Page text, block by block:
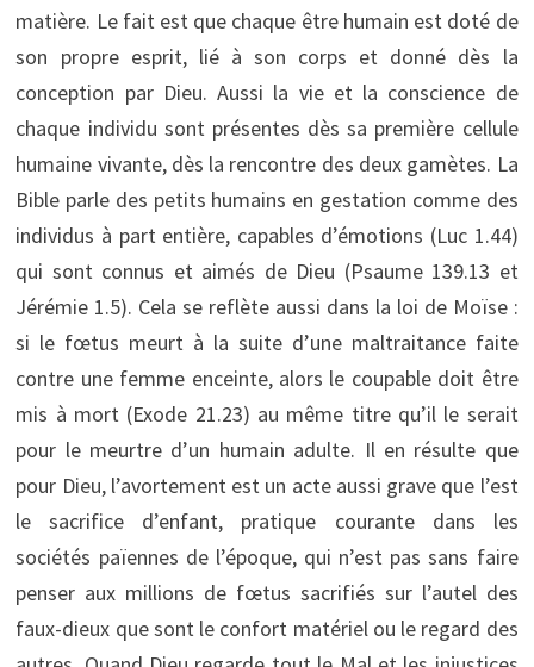
matière. Le fait est que chaque être humain est doté de
son propre esprit, lié à son corps et donné dès la
conception par Dieu. Aussi la vie et la conscience de
chaque individu sont présentes dès sa première cellule
humaine vivante, dès la rencontre des deux gamètes. La
Bible parle des petits humains en gestation comme des
individus à part entière, capables d’émotions (Luc 1.44)
qui sont connus et aimés de Dieu (Psaume 139.13 et
Jérémie 1.5). Cela se reflète aussi dans la loi de Moïse :
si le fœtus meurt à la suite d’une maltraitance faite
contre une femme enceinte, alors le coupable doit être
mis à mort (Exode 21.23) au même titre qu’il le serait
pour le meurtre d’un humain adulte. Il en résulte que
pour Dieu, l’avortement est un acte aussi grave que l’est
le sacrifice d’enfant, pratique courante dans les
sociétés païennes de l’époque, qui n’est pas sans faire
penser aux millions de fœtus sacrifiés sur l’autel des
faux-dieux que sont le confort matériel ou le regard des